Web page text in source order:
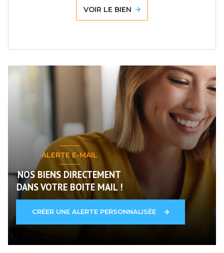
VOIR LE BIEN
ALERTE E-MAIL
NOS BIENS DIRECTEMENT
DANS VOTRE BOITE MAIL !
CRÉER UNE ALERTE PERSONNALISÉE